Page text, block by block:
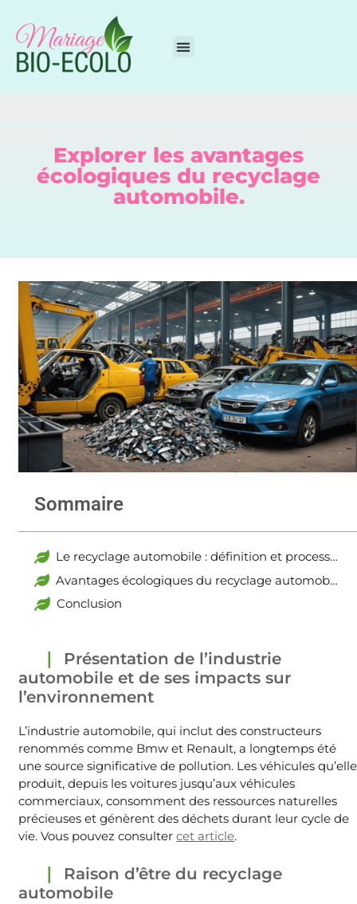
Explorer les avantages
écologiques du recyclage
automobile.
Sommaire
Le recyclage automobile : définition et processus
Avantages écologiques du recyclage automobile
Conclusion
Présentation de l’industrie
automobile et de ses impacts sur
l’environnement
L’industrie automobile, qui inclut des constructeurs
renommés comme Bmw et Renault, a longtemps été
une source significative de pollution. Les véhicules qu’elle
produit, depuis les voitures jusqu’aux véhicules
commerciaux, consomment des ressources naturelles
précieuses et génèrent des déchets durant leur cycle de
vie. Vous pouvez consulter cet article.
Raison d’être du recyclage
automobile